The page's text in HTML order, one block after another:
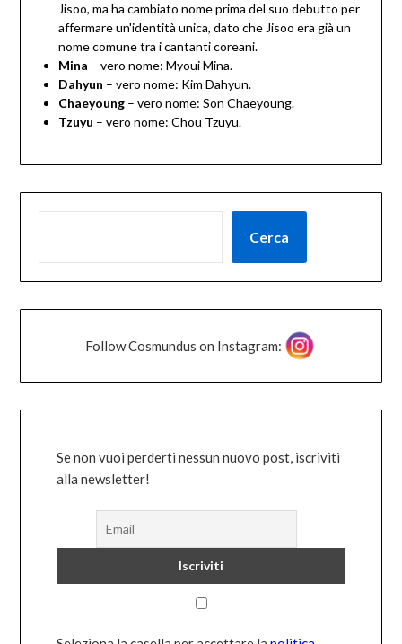
Jisoo, ma ha cambiato nome prima del suo debutto per
affermare un'identità unica, dato che Jisoo era già un
nome comune tra i cantanti coreani.
Mina – vero nome: Myoui Mina.
Dahyun – vero nome: Kim Dahyun.
Chaeyoung– vero nome: Son Chaeyoung.
Tzuyu – vero nome: Chou Tzuyu.
Cerca
Follow Cosmundus on Instagram:
Se non vuoi perderti nessun nuovo post, iscriviti
alla newsletter!